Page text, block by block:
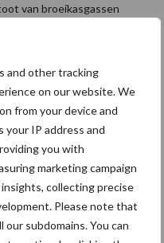
and other tracking
on our website. We
from your device and
your IP address and
you with
marketing campaign
collecting precise
Please note that
subdomains. You can
van broeikasgassen
van voeradditieven om de
van mest en urine.
bovendien duurzame
op de productielocaties